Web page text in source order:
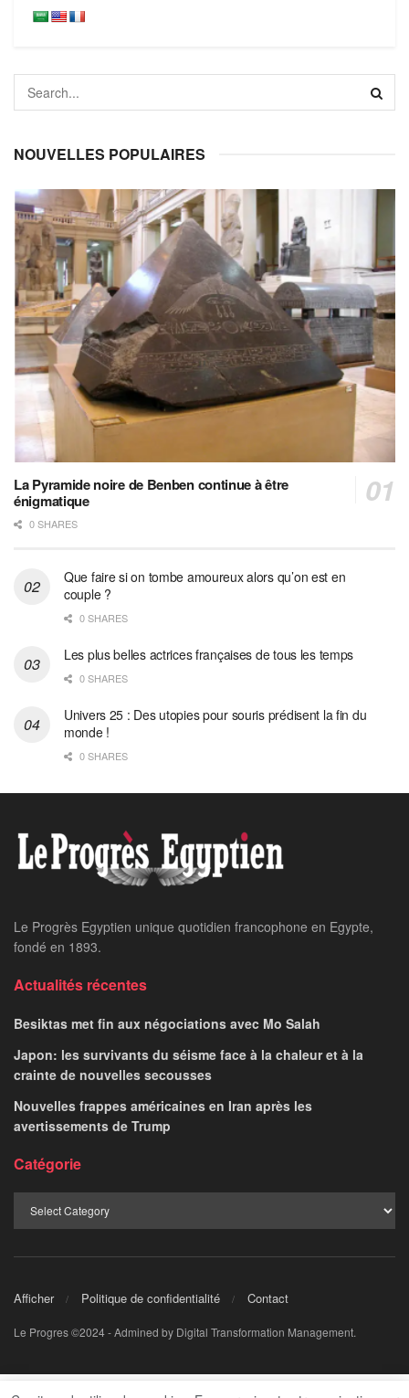
NOUVELLES POPULAIRES
La Pyramide noire de Benben continue à être
énigmatique
0 SHARES
Que faire si on tombe amoureux alors qu’on est en
couple ?
0 SHARES
Les plus belles actrices françaises de tous les temps
0 SHARES
Univers 25 : Des utopies pour souris prédisent la fin du
monde !
0 SHARES
Attaque de drones
iraniens ravage
l’aéroport du Koweït
Le Koweït a annoncé mercredi qu’il avait
attaque de drones iranienne a fortement